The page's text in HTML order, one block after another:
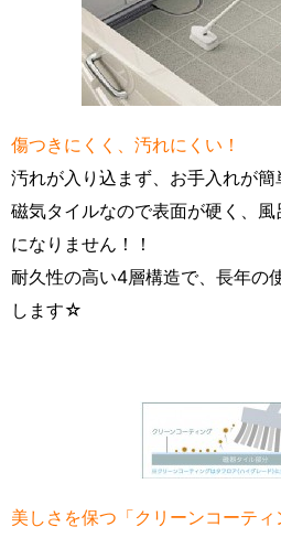
傷つきにくく、汚れにくい！
汚れが入り込まず、お手入れが簡
磁気タイルなので表面が硬く、
になりません！！
耐久性の高い4層構造で、長年の
します☆
美しさを保つ「クリーンコーティ